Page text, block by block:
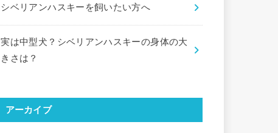
シベリアンハスキーを飼いたい方へ
実は中型犬？シベリアンハスキーの身体の大
きさは？
アーカイブ